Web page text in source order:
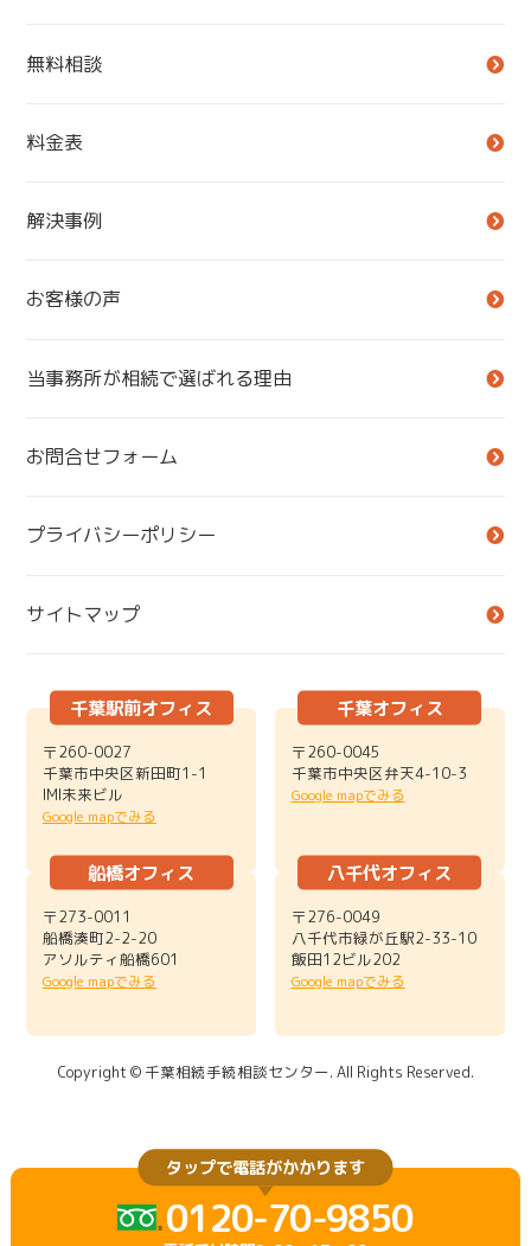
無料相談
料金表
解決事例
お客様の声
当事務所が相続で選ばれる理由
お問合せフォーム
プライバシーポリシー
サイトマップ
千葉駅前オフィス
〒260-0027
千葉市中央区新田町1-1
IMI未来ビル
Google mapでみる
千葉オフィス
〒260-0045
千葉市中央区弁天4-10-3
Google mapでみる
船橋オフィス
〒273-0011
船橋湊町2-2-20
アソルティ船橋601
Google mapでみる
八千代オフィス
〒276-0049
八千代市緑が丘駅2-33-10
飯田12ビル202
Google mapでみる
Copyright © 千葉相続手続相談センター. All Rights Reserved.
タップで電話がかかります
0120-70-9850